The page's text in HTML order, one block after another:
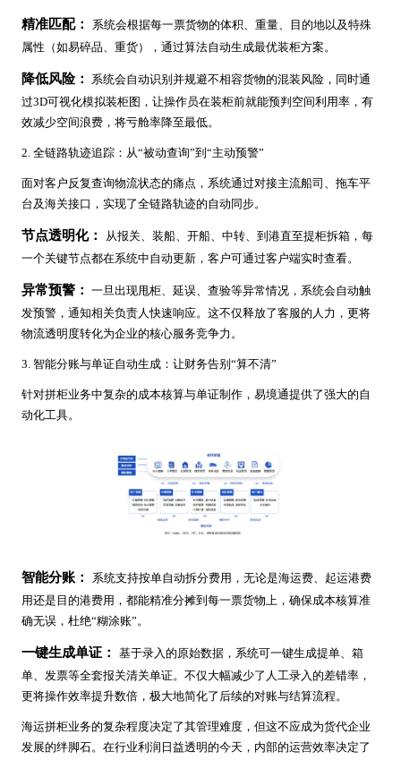
精准匹配： 系统会根据每一票货物的体积、重量、目的地以及特殊
属性（如易碎品、重货），通过算法自动生成最优装柜方案。
降低风险：
系统会自动识别并规避不相容货物的混装风险，同时通
过3D可视化模拟装柜图，让操作员在装柜前就能预判空间利用率，有
效减少空间浪费，将亏舱率降至最低。
2. 全链路轨迹追踪：从“被动查询”到“主动预警”
面对客户反复查询物流状态的痛点，系统通过对接主流船司、拖车平
台及海关接口，实现了全链路轨迹的自动同步。
节点透明化：
从报关、装船、开船、中转、到港直至提柜拆箱，每
一个关键节点都在系统中自动更新，客户可通过客户端实时查看。
异常预警： 一旦出现甩柜、延误、查验等异常情况，系统会自动触
发预警，通知相关负责人快速响应。这不仅释放了客服的人力，更将
物流透明度转化为企业的核心服务竞争力。
3. 智能分账与单证自动生成：让财务告别“算不清”
针对拼柜业务中复杂的成本核算与单证制作，易境通提供了强大的自
动化工具。
智能分账： 系统支持按单自动拆分费用，无论是海运费、起运港费
用还是目的港费用，都能精准分摊到每一票货物上，确保成本核算准
确无误，杜绝“糊涂账”。
一键生成单证： 基于录入的原始数据，系统可一键生成提单、箱
单、发票等全套报关清关单证。不仅大幅减少了人工录入的差错率，
更将操作效率提升数倍，极大地简化了后续的对账与结算流程。
海运拼柜业务的复杂程度决定了其管理难度，但这不应成为货代企业
发展的绊脚石。在行业利润日益透明的今天，内部的运营效率决定了